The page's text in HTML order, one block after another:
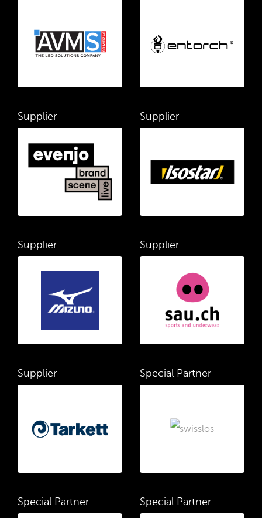
Supplier Supplier
Supplier Supplier
Supplier Special Partner
Special Partner Special Partner